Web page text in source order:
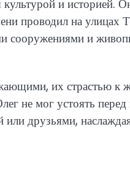
и историей.
проводил на улицах
сооружениями и
их страстью к
не мог устоять
или друзьями,